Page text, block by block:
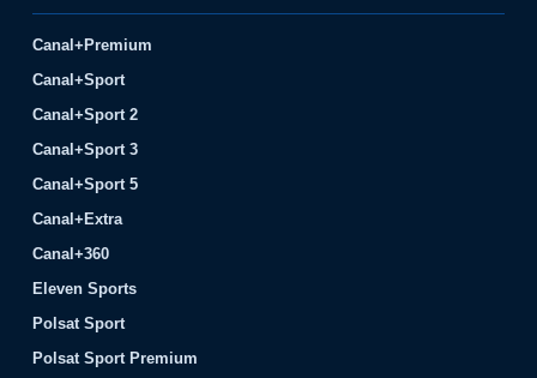
Canal+Premium
Canal+Sport
Canal+Sport 2
Canal+Sport 3
Canal+Sport 5
Canal+Extra
Canal+360
Eleven Sports
Polsat Sport
Polsat Sport Premium